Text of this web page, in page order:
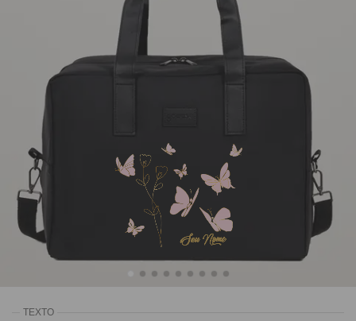
Seu Nome
R$379,90
✈️Leve, prática e feita para embarcar com você —
Bolsa Joy a
partir de R$279,90 + Mimo!
🌟Organização interna para cada
item da viagem.
R$299,90
Rosa
R$319,90
Off White
R$319,90
Vinho
R$319,90